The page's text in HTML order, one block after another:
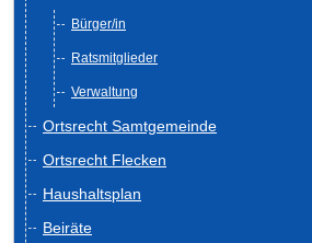
Bürger/in
Ratsmitglieder
Verwaltung
Ortsrecht Samtgemeinde
Ortsrecht Flecken
Haushaltsplan
Beiräte